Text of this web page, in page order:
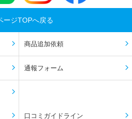
ージTOPへ戻る
商品追加依頼
通報フォーム
口コミガイドライン